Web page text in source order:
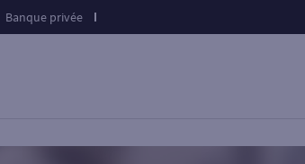
Banque privée